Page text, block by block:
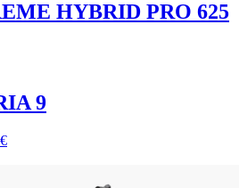
HYBRID PRO 625
9
€